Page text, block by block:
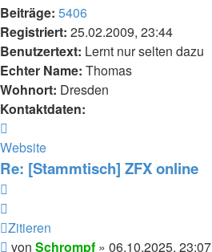
Beiträge: 5406
Registriert: 25.02.2009, 23:44
Benutzertext: Lernt nur selten dazu
Echter Name: Thomas
Wohnort: Dresden
Kontaktdaten:
von
Schrompf
Website
Re: [Stammtisch] ZFX online
Zitieren
Beitrag
von Schrompf » 06.10.2025, 23:07